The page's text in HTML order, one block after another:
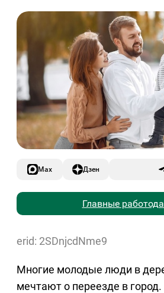
Max Дзен
Главные
erid: 2SDnjcdNme9
Многие молодые люди в
мечтают о переезде в